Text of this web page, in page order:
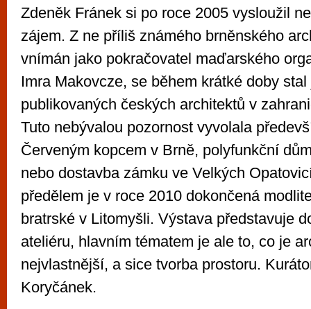
Zdeněk Fránek si po roce 2005 vysloužil
zájem. Z ne příliš známého brněnského
vnímán jako pokračovatel maďarského
Imra Makovcze, se během krátké doby
publikovaných českých architektů v
Tuto nebývalou pozornost vyvolala
Červeným kopcem v Brně, polyfunkční
nebo dostavba zámku ve Velkých
předělem je v roce 2010 dokončená
bratrské v Litomyšli. Výstava představuje
ateliéru, hlavním tématem je ale to, co je
nejvlastnější, a sice tvorba prostoru.
Koryčánek.